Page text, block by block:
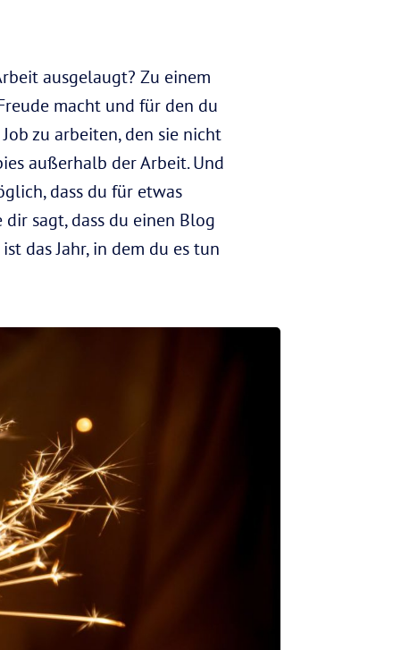
ausgelaugt? Zu einem
macht und für den du
zu arbeiten, den sie nicht
außerhalb der Arbeit. Und
dass du für etwas
sagt, dass du einen Blog
das Jahr, in dem du es tun